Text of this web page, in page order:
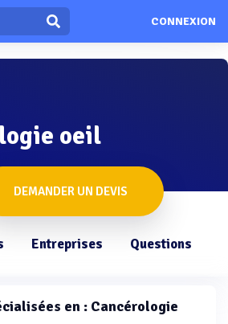
CONNEXION
oeil
DEMANDER UN DEVIS
Entreprises Questions
en : Cancérologie